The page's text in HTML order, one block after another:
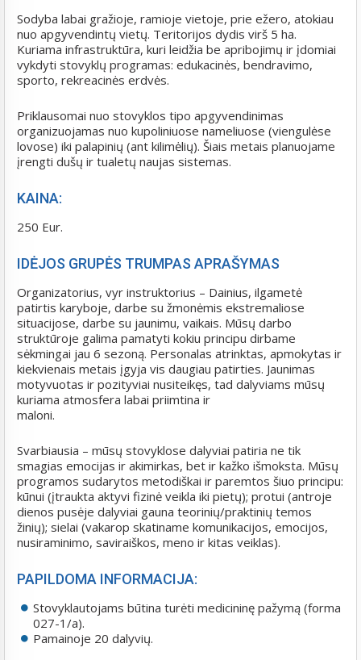
Sodyba labai gražioje, ramioje vietoje, prie ežero, atokiau
nuo apgyvendintų vietų. Teritorijos dydis virš 5 ha.
Kuriama infrastruktūra, kuri leidžia be apribojimų ir įdomiai
vykdyti stovyklų programas: edukacinės, bendravimo,
sporto, rekreacinės erdvės.
Priklausomai nuo stovyklos tipo apgyvendinimas
organizuojamas nuo kupoliniuose nameliuose (viengulėse
lovose) iki palapinių (ant kilimėlių). Šiais metais planuojame
įrengti dušų ir tualetų naujas sistemas.
KAINA:
250 Eur.
IDĖJOS GRUPĖS TRUMPAS APRAŠYMAS
Organizatorius, vyr instruktorius – Dainius, ilgametė
patirtis karyboje, darbe su žmonėmis ekstremaliose
situacijose, darbe su jaunimu, vaikais. Mūsų darbo
struktūroje galima pamatyti kokiu principu dirbame
sėkmingai jau 6 sezoną. Personalas atrinktas, apmokytas ir
kiekvienais metais įgyja vis daugiau patirties. Jaunimas
motyvuotas ir pozityviai nusiteikęs, tad dalyviams mūsų
kuriama atmosfera labai priimtina ir
maloni.
Svarbiausia – mūsų stovyklose dalyviai patiria ne tik
smagias emocijas ir akimirkas, bet ir kažko išmoksta. Mūsų
programos sudarytos metodiškai ir paremtos šiuo principu:
kūnui (įtraukta aktyvi fizinė veikla iki pietų); protui (antroje
dienos pusėje dalyviai gauna teorinių/praktinių temos
žinių); sielai (vakarop skatiname komunikacijos, emocijos,
nusiraminimo, saviraiškos, meno ir kitas veiklas).
PAPILDOMA INFORMACIJA:
Stovyklautojams būtina turėti medicininę pažymą (forma
027-1/a).
Pamainoje 20 dalyvių.